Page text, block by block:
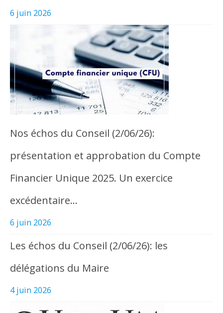
6 juin 2026
Nos échos du Conseil (2/06/26):
présentation et approbation du Compte
Financier Unique 2025. Un exercice
excédentaire…
6 juin 2026
Les échos du Conseil (2/06/26): les
délégations du Maire
4 juin 2026